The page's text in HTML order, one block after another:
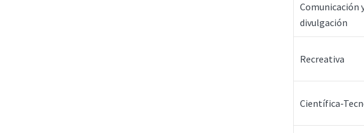
Comunicación
divulgación
Recreativa
Científica-